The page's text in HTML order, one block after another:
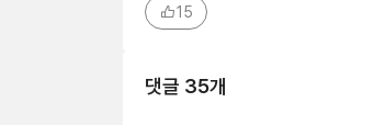
15
댓글 35개